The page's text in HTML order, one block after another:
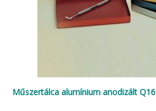
Műszertálca alumínium anodizált Q16